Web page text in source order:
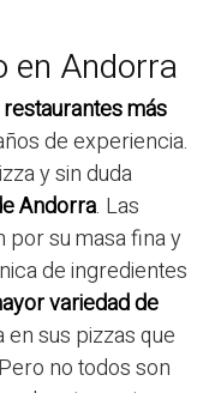
en Andorra
restaurantes más
de experiencia.
y sin duda
Andorra. Las
por su masa fina y
de ingredientes
variedad de
en sus pizzas que
no todos son